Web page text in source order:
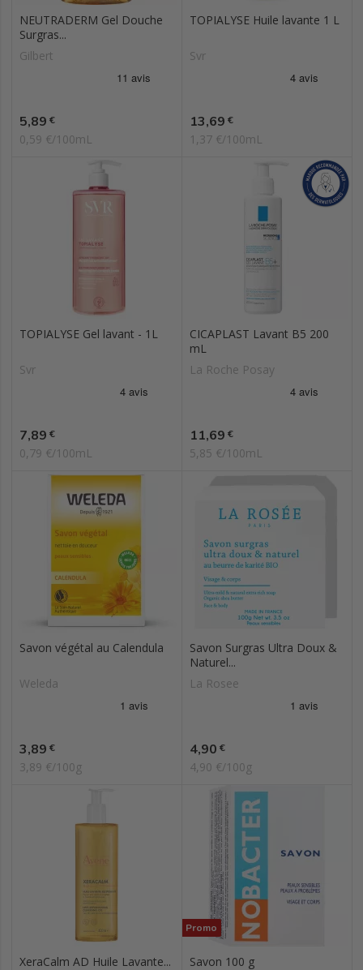
NEUTRADERM Gel Douche
Surgras...
Gilbert
Prix
5,89 €
0,59 €/100mL
TOPIALYSE Huile lavante 1 L
Svr
Prix
13,69 €
1,37 €/100mL
TOPIALYSE Gel lavant - 1L
Svr
Prix
7,89 €
0,79 €/100mL
CICAPLAST Lavant B5 200
mL
La Roche Posay
Prix
11,69 €
5,85 €/100mL
Savon végétal au Calendula
Weleda
Prix
3,89 €
3,89 €/100g
Savon Surgras Ultra Doux &
Naturel...
La Rosee
Prix
4,90 €
4,90 €/100g
XeraCalm AD Huile Lavante...
Promo
Savon 100 g